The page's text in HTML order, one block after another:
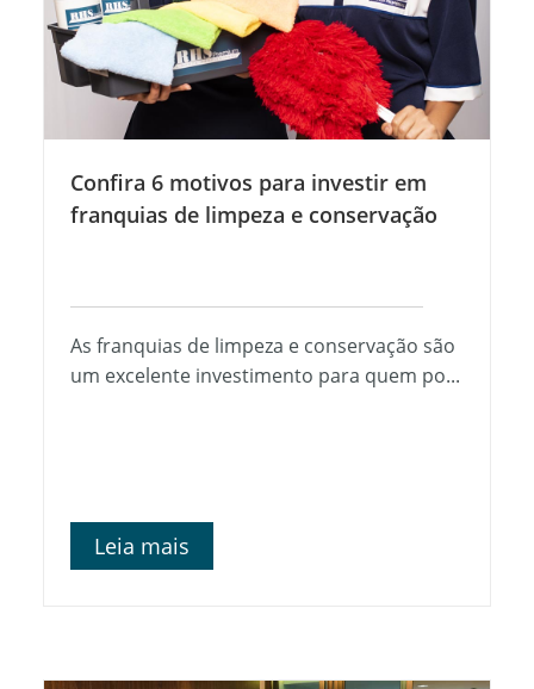
Confira 6 motivos para investir em
franquias de limpeza e conservação
As franquias de limpeza e conservação são
um excelente investimento para quem po...
Leia mais